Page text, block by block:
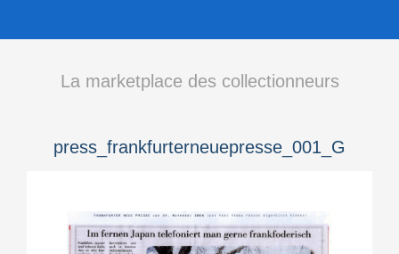
La marketplace des collectionneurs
press_frankfurterneuepresse_001_G